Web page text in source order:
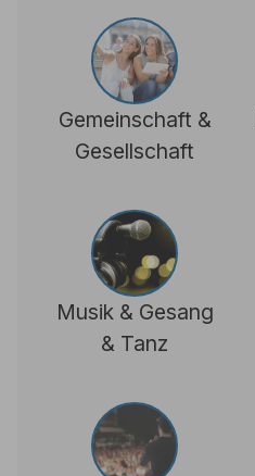
Gemeinschaft &
Gesellschaft
Musik & Gesang
& Tanz